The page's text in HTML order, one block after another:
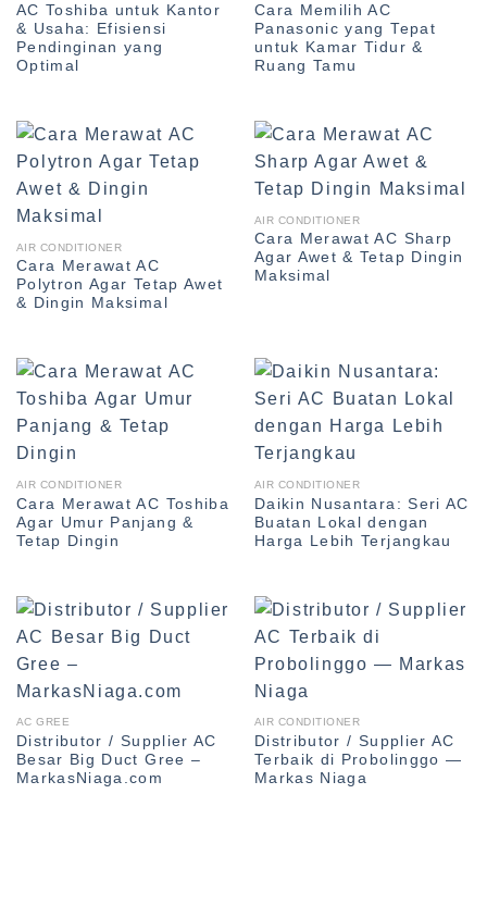
AC Toshiba untuk Kantor
& Usaha: Efisiensi
Pendinginan yang
Optimal
Cara Memilih AC
Panasonic yang Tepat
untuk Kamar Tidur &
Ruang Tamu
AIR CONDITIONER
Cara Merawat AC
Polytron Agar Tetap Awet
& Dingin Maksimal
AIR CONDITIONER
Cara Merawat AC Sharp
Agar Awet & Tetap Dingin
Maksimal
AIR CONDITIONER
Cara Merawat AC Toshiba
Agar Umur Panjang &
Tetap Dingin
AIR CONDITIONER
Daikin Nusantara: Seri AC
Buatan Lokal dengan
Harga Lebih Terjangkau
AC GREE
Distributor / Supplier AC
Besar Big Duct Gree –
MarkasNiaga.com
AIR CONDITIONER
Distributor / Supplier AC
Terbaik di Probolinggo —
Markas Niaga